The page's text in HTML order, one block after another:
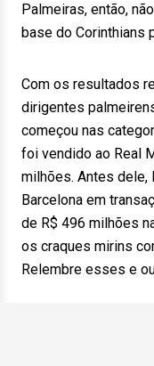
Palmeiras, então,
base do Corinthians
Com os resultados
dirigentes
começou nas
foi vendido ao Real
milhões. Antes dele,
Barcelona em
de R$ 496 milhões
os craques mirins
Relembre esses e